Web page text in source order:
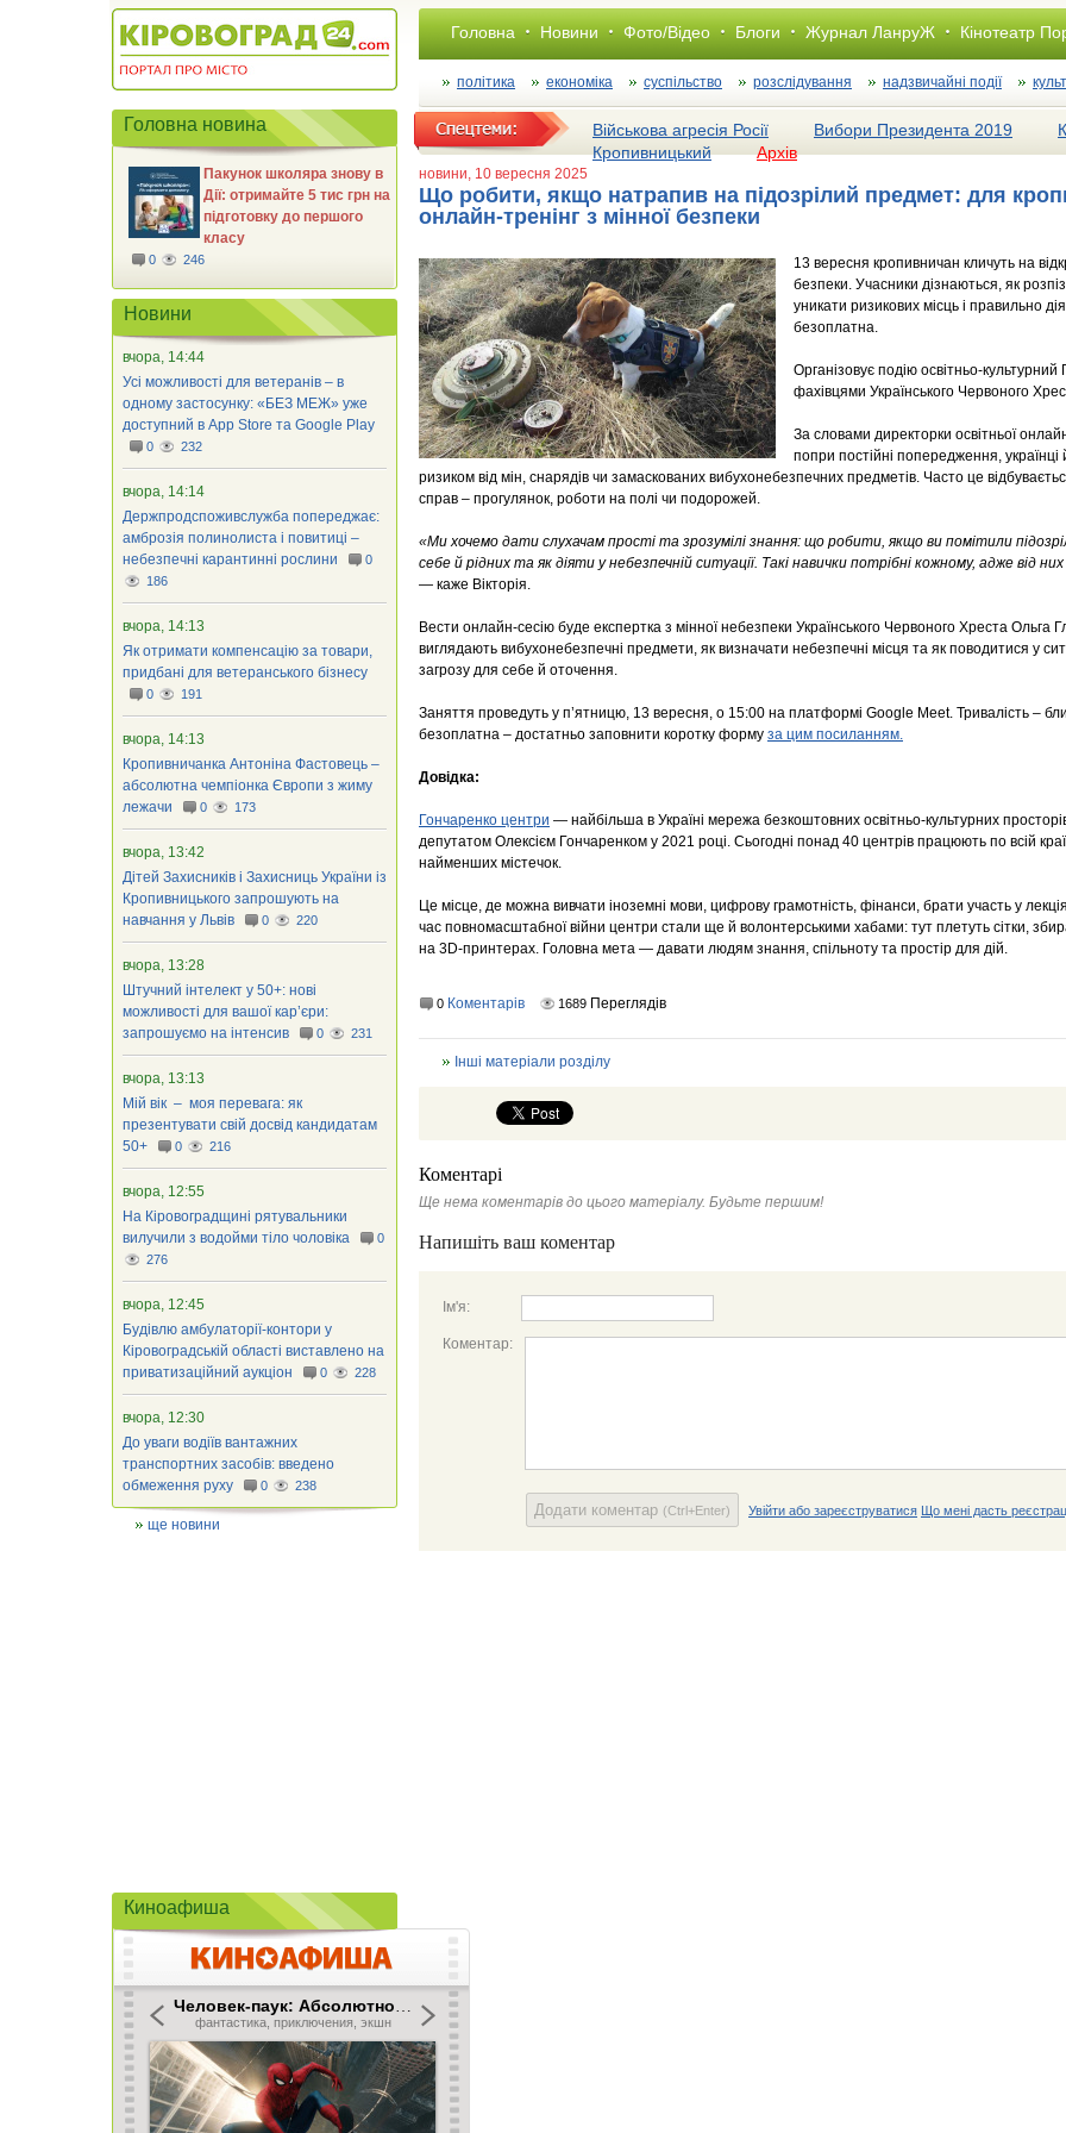
Головна Новини Фото/Відео Блоги Журнал ЛанруЖ Кінотеатр
політика економіка суспільство розслiдування надзвичайні події
Військова агресія Росії Вибори Президента 2019
Кропивницький
Архів
новини, 10 вересня 2025
Що робити, якщо натрапив на підозрілий предмет: для
онлайн-тренінг з мінної безпеки
13 вересня кропивничан кличуть на
безпеки. Учасники дізнаються, як
уникати ризикових місць і правильно
безоплатна.
Організовує подію освітньо-
фахівцями Українського Червоного
За словами директорки освітньої
попри постійні попередження,
ризиком від мін, снарядів чи замаскованих вибухонебезпечних предметів. Часто це
справ – прогулянок, роботи на полі чи подорожей.
«Ми хочемо дати слухачам прості та зрозумілі знання: що робити, якщо ви помітили
себе й рідних та як діяти у небезпечній ситуації. Такі навички потрібні кожному, адже від
— каже Вікторія.
Вести онлайн-сесію буде експертка з мінної небезпеки Українського Червоного Хреста Ольга
виглядають вибухонебезпечні предмети, як визначати небезпечні місця та як поводитися у
загрозу для себе й оточення.
Заняття проведуть у п’ятницю, 13 вересня, о 15:00 на платформі Google Meet. Тривалість –
безоплатна – достатньо заповнити коротку форму за цим посиланням.
Довідка:
Гончаренко центри — найбільша в Україні мережа безкоштовних освітньо-культурних
депутатом Олексієм Гончаренком у 2021 році. Сьогодні понад 40 центрів працюють по всій
найменших містечок.
Це місце, де можна вивчати іноземні мови, цифрову грамотність, фінанси, брати участь у
час повномасштабної війни центри стали ще й волонтерськими хабами: тут плетуть сітки,
на 3D-принтерах. Головна мета — давати людям знання, спільноту та простір для дій.
0 Коментарів 1689 Переглядів
Інші матеріали розділу
Коментарі
Ще нема коментарів до цього матеріалу. Будьте першим!
Напишіть ваш коментар
Ім'я:
Коментар:
Додати коментар (Ctrl+Enter) Увійти або зареєструватися Що мені дасть
Головна новина
Пакунок школяра знову в
Дії: отримайте 5 тис грн на
підготовку до першого
класу
0 246
Новини
вчора, 14:44
Усі можливості для ветеранів – в
одному застосунку: «БЕЗ МЕЖ» уже
доступний в App Store та Google Play
0 232
вчора, 14:14
Держпродспоживслужба попереджає:
амброзія полинолиста і повитиці –
небезпечні карантинні рослини
0
186
вчора, 14:13
Як отримати компенсацію за товари,
придбані для ветеранського бізнесу
0 191
вчора, 14:13
Кропивничанка Антоніна Фастовець –
абсолютна чемпіонка Європи з жиму
лежачи
0 173
вчора, 13:42
Дітей Захисників і Захисниць України із
Кропивницького запрошують на
навчання у Львів
0 220
вчора, 13:28
Штучний інтелект у 50+: нові
можливості для вашої кар’єри:
запрошуємо на інтенсив
0 231
вчора, 13:13
Мій вік – моя перевага: як
презентувати свій досвід кандидатам
50+
0 216
вчора, 12:55
На Кіровоградщині рятувальники
вилучили з водойми тіло чоловіка
0
276
вчора, 12:45
Будівлю амбулаторії-контори у
Кіровоградській області виставлено на
приватизаційний аукціон
0 228
вчора, 12:30
До уваги водіїв вантажних
транспортних засобів: введено
обмеження руху
0 238
ще новини
Киноафиша